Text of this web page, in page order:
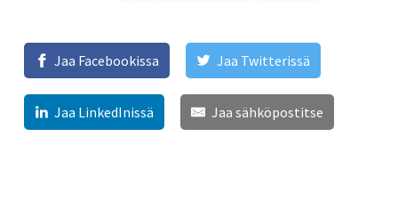
Jaa Facebookissa Jaa Twitterissä
Jaa LinkedInissä Jaa sähköpostitse